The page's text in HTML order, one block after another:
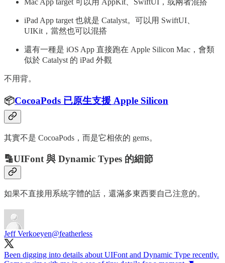
Mac App target 可以用 AppKit、SwiftUI，或兩者混搭
iPad App target 也就是 Catalyst。可以用 SwiftUI、
UIKit，當然也可以混搭
還有一種是 iOS App 直接跑在 Apple Silicon Mac，會類
似於 Catalyst 的 iPad 外觀
不用背。
📦CocoaPods 已原生支援 Apple Silicon
其實不是 CocoaPods，而是它相依的 gems。
🔡UIFont 與 Dynamic Types 的細節
如果不直接用系統字體的話，還滿多東西要自己注意的。
Jeff Verkoeyen@featherless
Been digging into details about UIFont and Dynamic Type recently.